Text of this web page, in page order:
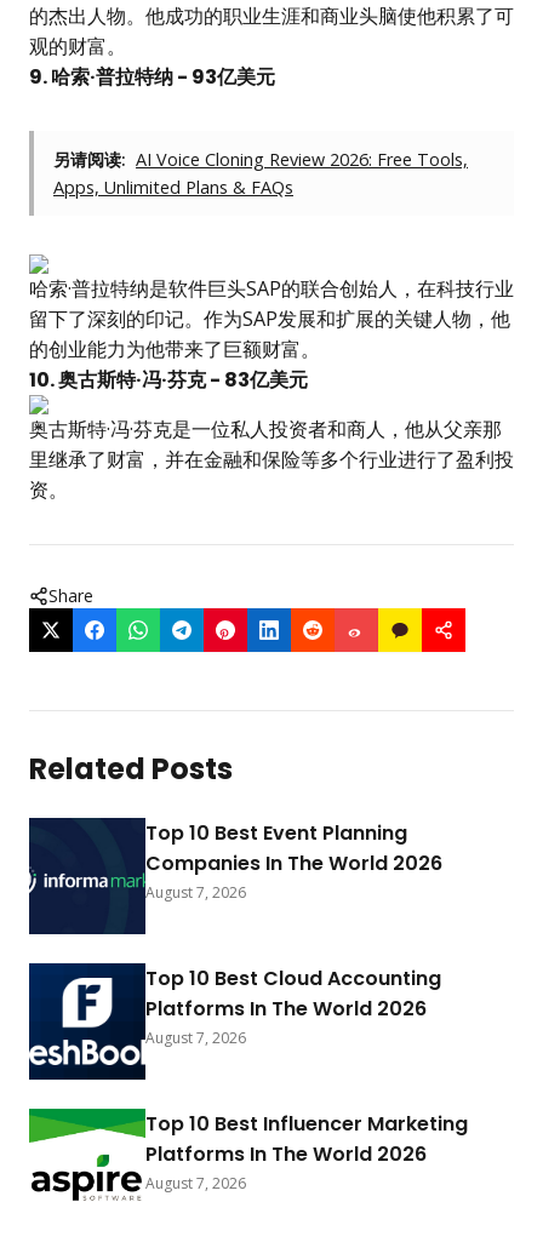
的杰出人物。他成功的职业生涯和商业头脑使他积累了可
观的财富。
9. 哈索·普拉特纳 - 93亿美元
另请阅读: AI Voice Cloning Review 2026: Free Tools,
Apps, Unlimited Plans & FAQs
哈索·普拉特纳是软件巨头SAP的联合创始人，在科技行业
留下了深刻的印记。作为SAP发展和扩展的关键人物，他
的创业能力为他带来了巨额财富。
10. 奥古斯特·冯·芬克 - 83亿美元
奥古斯特·冯·芬克是一位私人投资者和商人，他从父亲那
里继承了财富，并在金融和保险等多个行业进行了盈利投
资。
Share
Related Posts
Top 10 Best Event Planning
Companies In The World 2026
August 7, 2026
Top 10 Best Cloud Accounting
Platforms In The World 2026
August 7, 2026
Top 10 Best Influencer Marketing
Platforms In The World 2026
August 7, 2026